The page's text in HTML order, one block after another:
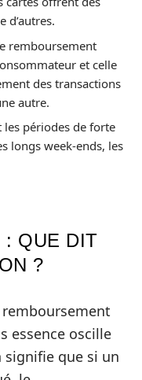
d’autres.
remboursement
et celle
des transactions
autre.
les périodes de forte
longs week-ends, les
: QUE DIT
?
essence oscille
signifie que si un